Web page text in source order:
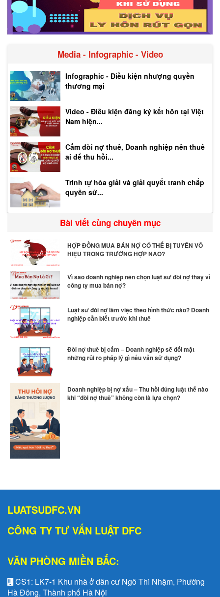
Media - Infographic - Video
Infographic - Điều kiện nhượng quyền
thương mại
Video - Điều kiện đăng ký kết hôn tại Việt
Nam hiện...
Cấm đòi nợ thuê, Doanh nghiệp nên thuê
ai để thu hồi...
Trình tự hòa giải và giải quyết tranh chấp
quyền sử...
Bài viết cùng chuyên mục
HỢP ĐỒNG MUA BÁN NỢ CÓ THỂ BỊ TUYÊN VÔ
HIỆU TRONG TRƯỜNG HỢP NÀO?
Vì sao doanh nghiệp nên chọn luật sư đòi nợ thay vì
công ty mua bán nợ?
Luật sư đòi nợ làm việc theo hình thức nào? Doanh
nghiệp cần biết trước khi thuê
Đòi nợ thuê bị cấm – Doanh nghiệp sẽ đối mặt
những rủi ro pháp lý gì nếu vẫn sử dụng?
Doanh nghiệp bị nợ xấu – Thu hồi đúng luật thế nào
khi “đòi nợ thuê” không còn là lựa chọn?
LUATSUDFC.VN
CÔNG TY TƯ VẤN LUẬT DFC
VĂN PHÒNG MIỀN BẮC:
CS1: LK7-1 Khu nhà ở dân cư Ngô Thì Nhậm, Phường
Hà Đông, Thành phố Hà Nội